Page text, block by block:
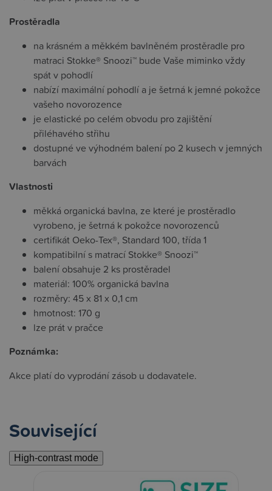
Prostěradla
na krásném a měkkém bavlněném prostěradle pro
matraci Stokke® Snoozi™ bude Vaše miminko vždy
spát v pohodlí
nabízí maximální pohodlí a je šetrná k jemné pokožce
vašeho novorozence
je elastické po celém obvodu pro zajištění
přiléhavého střihu
dostupné ve výhodném balení po 2 kusech v jemných
barvách
Vlastnosti
měkká organická bavlna, ze které je prostěradlo
vyrobeno, je šetrná k pokožce novorozenců
certifikát Oeko-Tex®, Standard 100, třída 1
kompatibilní s matrací Stokke® Snoozi™
balení obsahuje 2 ks prostěradel
materiál: 100% organická bavlna
rozměry: 45 x 81 x 0,1 cm
hmotnost: 170 g
lze prát v pračce
Poznámka:
Akce platí do vyprodání zásob u dodavatele.
Související
High-contrast mode